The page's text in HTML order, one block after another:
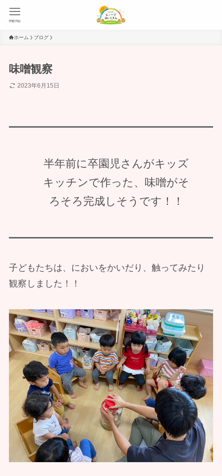
menu
ホーム ブログ
味噌観察
2023年6月15日
半年前に卒園児さんがキッズ
キッチンで作った、味噌がそ
ろそろ完成しそうです！！
子どもたちは、においをかいだり、触ってみたり
観察しました！！